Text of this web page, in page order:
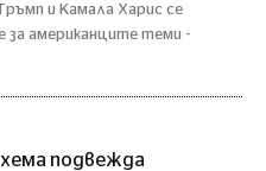
и Камала Харис се
за американците теми -
подвежда